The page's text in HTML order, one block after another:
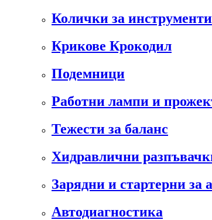
Колички за инструменти
Крикове Крокодил
Подемници
Работни лампи и
Тежести за баланс
Хидравлични
Зарядни и стартерни за
Автодиагностика